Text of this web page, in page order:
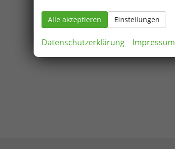
Alle akzeptieren Einstellungen
Datenschutzerklärung Impressum